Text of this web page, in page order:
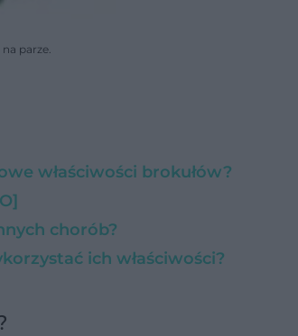
parze.
właściwości brokułów?
chorób?
ich właściwości?